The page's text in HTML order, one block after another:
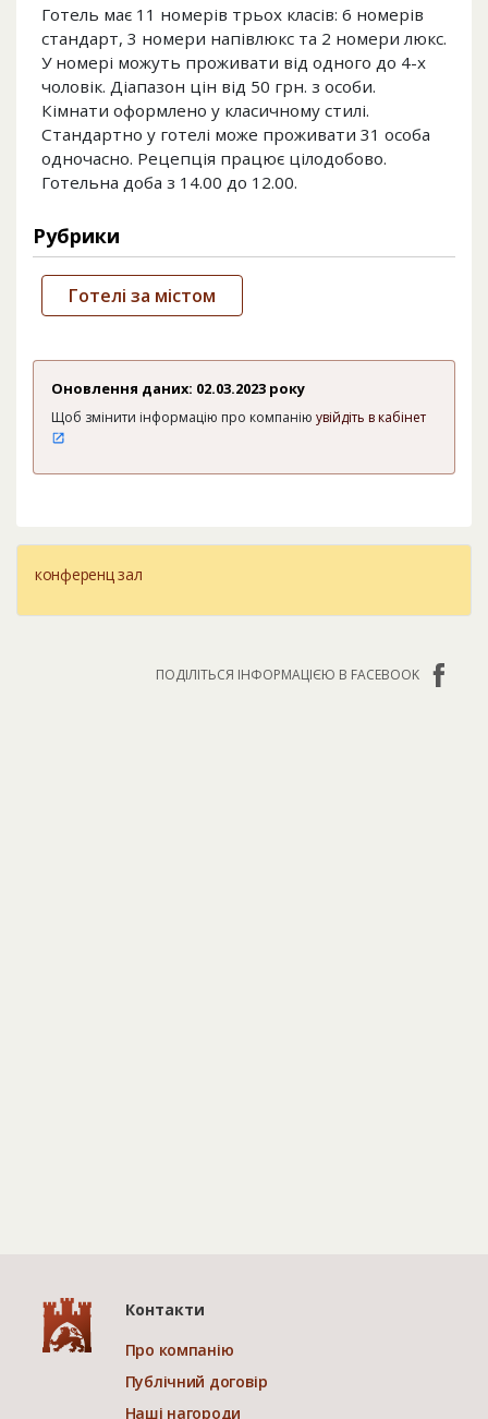
Готель має 11 номерів трьох класів: 6 номерів
стандарт, 3 номери напівлюкс та 2 номери люкс.
У номері можуть проживати від одного до 4-х
чоловік. Діапазон цін від 50 грн. з особи.
Кімнати оформлено у класичному стилі.
Стандартно у готелі може проживати 31 особа
одночасно. Рецепція працює цілодобово.
Готельна доба з 14.00 до 12.00.
Рубрики
Готелі за містом
Оновлення даних: 02.03.2023 року
Щоб змінити інформацію про компанію увійдіть в кабінет
конференц зал
ПОДІЛІТЬСЯ ІНФОРМАЦІЄЮ В FACEBOOK
Контакти
Про компанію
Публічний договір
Наші нагороди